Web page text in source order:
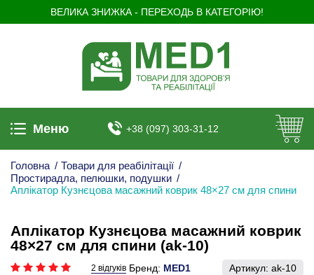
ВЕЛИКА ЗНИЖКА - ПЕРЕХОДЬ В КАТЕГОРІЮ!
Меню +38 (097) 303-31-12
Головна / Товари для реабілітації /
Простирадла, пелюшки, подушки /
Аплікатор Кузнєцова масажний коврик 48×27 см для спини
Аплікатор Кузнєцова масажний коврик
48×27 см для спини (ak-10)
2 відгуків Бренд: MED1 Артикул: ak-10